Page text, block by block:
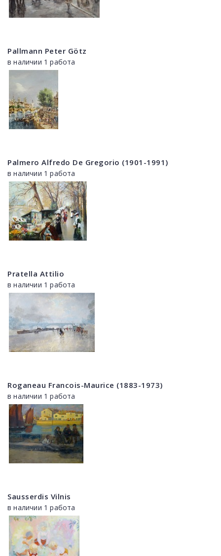
Pallmann Peter Götz
в наличии 1 работа
Palmero Alfredo De Gregorio (1901-1991)
в наличии 1 работа
Pratella Attilio
в наличии 1 работа
Roganeau Francois-Maurice (1883-1973)
в наличии 1 работа
Sausserdis Vilnis
в наличии 1 работа